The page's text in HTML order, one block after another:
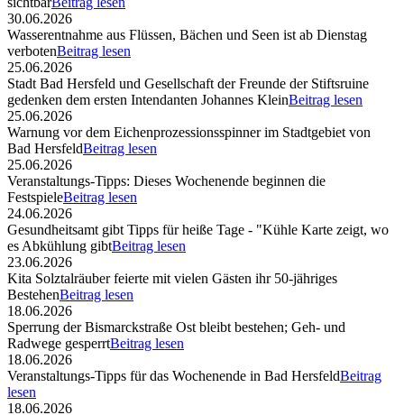
30.06.2026
Wasserentnahme aus Flüssen, Bächen und Seen ist ab Dienstag
verbotenBeitrag lesen
25.06.2026
Stadt Bad Hersfeld und Gesellschaft der Freunde der Stiftsruine
gedenken dem ersten Intendanten Johannes KleinBeitrag lesen
25.06.2026
Warnung vor dem Eichenprozessionsspinner im Stadtgebiet von
Bad HersfeldBeitrag lesen
25.06.2026
Veranstaltungs-Tipps: Dieses Wochenende beginnen die
FestspieleBeitrag lesen
24.06.2026
Gesundheitsamt gibt Tipps für heiße Tage - "Kühle Karte zeigt, wo
es Abkühlung gibtBeitrag lesen
23.06.2026
Kita Solztalräuber feierte mit vielen Gästen ihr 50-jähriges
BestehenBeitrag lesen
18.06.2026
Sperrung der Bismarckstraße Ost bleibt bestehen; Geh- und
Radwege gesperrtBeitrag lesen
18.06.2026
Veranstaltungs-Tipps für das Wochenende in Bad HersfeldBeitrag
lesen
18.06.2026